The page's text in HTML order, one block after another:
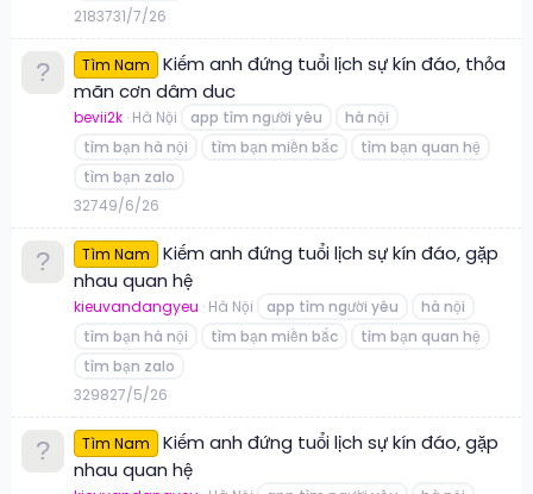
2183731/7/26
Tìm Nam
Kiếm anh đứng tuổi lịch sự kín đáo, thỏa
mãn cơn dâm duc
bevii2k Hà Nội app tìm người yêu
hà nội
tìm bạn hà nội
tìm bạn miền bắc
tìm bạn quan hệ
tìm bạn zalo
32749/6/26
Tìm Nam
Kiếm anh đứng tuổi lịch sự kín đáo, gặp
nhau quan hệ
kieuvandangyeu Hà Nội app tìm người yêu
hà nội
tìm bạn hà nội
tìm bạn miền bắc
tìm bạn quan hệ
tìm bạn zalo
329827/5/26
Tìm Nam
Kiếm anh đứng tuổi lịch sự kín đáo, gặp
nhau quan hệ